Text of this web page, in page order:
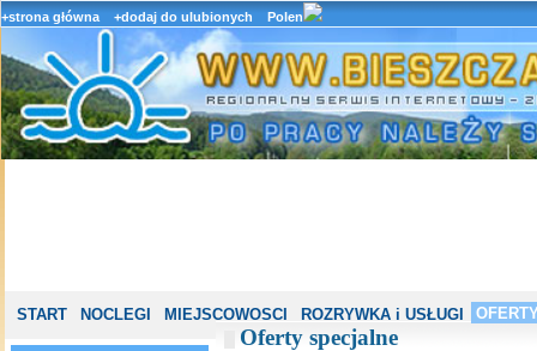
+strona główna +dodaj do ulubionych Polen
START NOCLEGI MIEJSCOWOSCI ROZRYWKA i USŁUGI
Oferty specjalne